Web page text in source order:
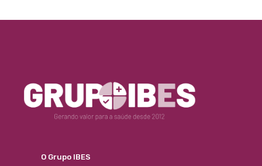
O Grupo IBES